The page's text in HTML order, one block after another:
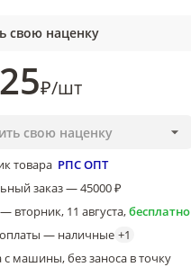
свою наценку
₽/шт
свою наценку
товара РПС ОПТ
заказ — 45000 ₽
— вторник, 11 августа,бесплатно
— наличные +1
с машины, без заноса в точку